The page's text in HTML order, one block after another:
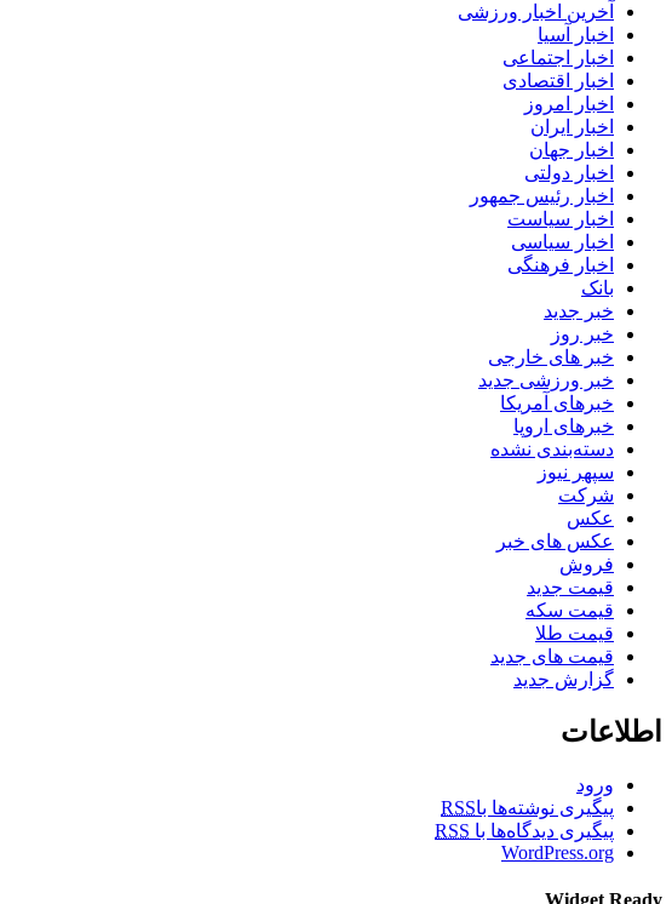
آخرین اخبار ورزشی
اخبار آسیا
اخبار اجتماعی
اخبار اقتصادی
اخبار امروز
اخبار ایران
اخبار جهان
اخبار دولتی
اخبار رئیس جمهور
اخبار سیاست
اخبار سیاسی
اخبار فرهنگی
بانک
خبر جدید
خبر روز
خبر های خارجی
خبر ورزشی جدید
خبرهای آمریکا
خبرهای اروپا
دسته‌بندی نشده
سپهر نیوز
شرکت
عکس
عکس های خبر
فروش
قیمت جدید
قیمت سکه
قیمت طلا
قیمت های جدید
گزارش جدید
اطلاعات
ورود
پیگیری نوشته‌ها باRSS
پیگیری دیدگاه‌ها با RSS
WordPress.org